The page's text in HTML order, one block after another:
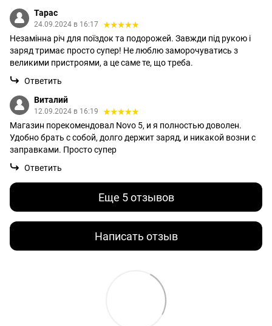
Тарас
24.09.2024 в 16:17
Незамінна річ для поїздок та подорожей. Завжди під рукою і
заряд тримає просто супер! Не люблю заморочуватись з
великими пристроями, а це саме те, що треба.
Ответить
Виталий
12.09.2024 в 16:19
Магазин порекомендовал Novo 5, и я полностью доволен.
Удобно брать с собой, долго держит заряд, и никакой возни с
заправками. Просто супер
Ответить
Еще 5 отзывов
Написать отзыв